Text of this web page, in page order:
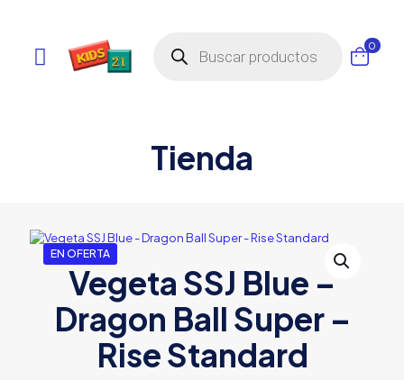
productos
0
Tienda
EN OFERTA
Vegeta SSJ Blue –
Dragon Ball Super –
Rise Standard